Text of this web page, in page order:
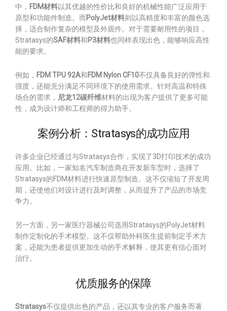
中， FDM材料以其优越的性价比和良好的机械性能广泛应用于
原型和功能件制造。而PolyJet材料则以高精度和丰富的颜色选
择，适合制作复杂的模型及外观件。对于需要耐用性的项目，
Stratasys的SAF材料和P3材料也同样表现出色，能够响应高性
能的要求。
例如， FDM TPU 92A和FDM Nylon CF10不仅具备良好的弹性和
强度，还能充分满足不同环境下的使用需求。针对高温和特殊
场合的需求， 尼龙12碳纤维材料的出现为客户提供了更多可能
性，成为设计师和工程师的得力助手。
案例分析：Stratasys的成功应用
许多企业已经通过与Stratasys合作，实现了3D打印技术的成功
应用。比如，一家知名汽车制造商在开发新车型时，选择了
Stratasys的FDM材料进行快速原型制造。这不仅缩短了开发周
期，还使他们对设计进行及时调整，从而提升了产品的市场竞
争力。
另一方面，另一家医疗器械公司选用Stratasys的PolyJet材料
制作定制化的手术模型。这不仅帮助外科医生提前制定手术方
案，还能为患者提供更加生动的手术解释，使其更有信心面对
治疗。
优质服务的保障
Stratasys不仅提供出色的产品，还以其专业的客户服务而著